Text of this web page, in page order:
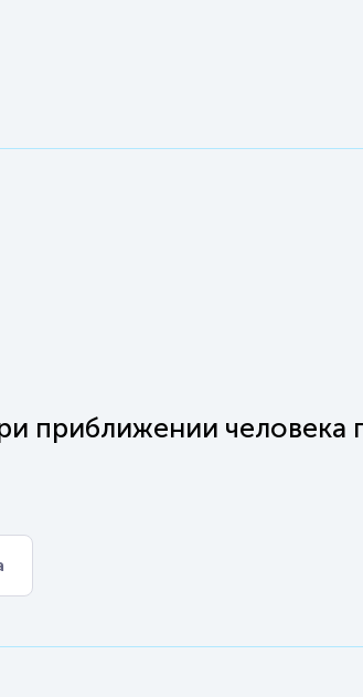
приближении человека